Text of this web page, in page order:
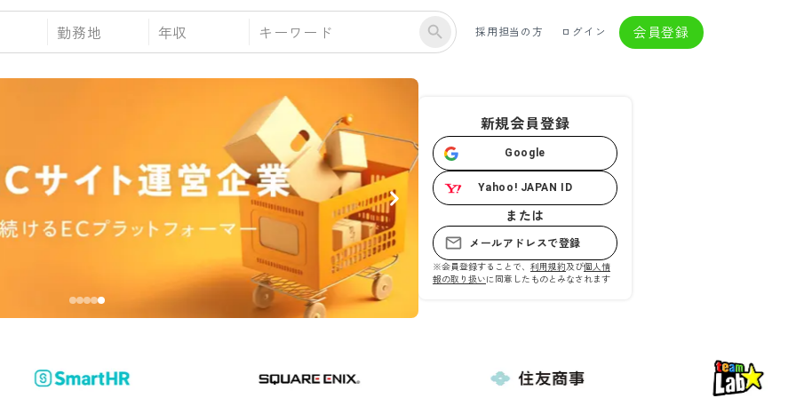
勤務地 年収 採用担当の方 ログイン 会員登録
新規会員登録
Google
Yahoo! JAPAN ID
または
メールアドレスで登録
※会員登録することで、 利用規約及び個人情
報の取り扱いに同意したものとみなされます